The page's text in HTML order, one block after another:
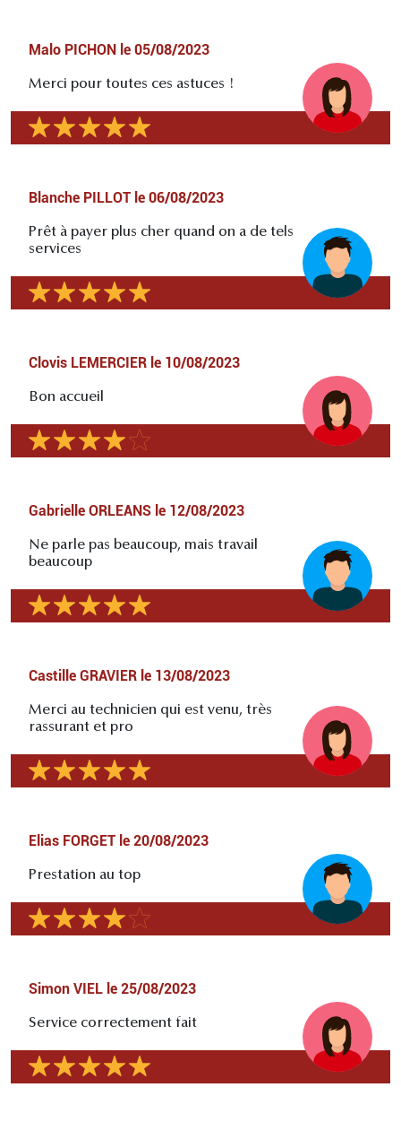
Malo PICHON le 05/08/2023
Merci pour toutes ces astuces !
Blanche PILLOT le 06/08/2023
Prêt à payer plus cher quand on a de tels
services
Clovis LEMERCIER le 10/08/2023
Bon accueil
Gabrielle ORLEANS le 12/08/2023
Ne parle pas beaucoup, mais travail
beaucoup
Castille GRAVIER le 13/08/2023
Merci au technicien qui est venu, très
rassurant et pro
Elias FORGET le 20/08/2023
Prestation au top
Simon VIEL le 25/08/2023
Service correctement fait